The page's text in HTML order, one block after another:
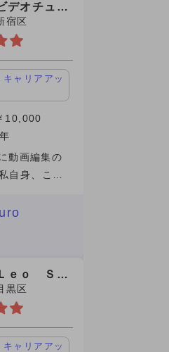
デオチュー
宿区
ャリアアッ
10,000
動画編集の
自身、この1
いです。 そ
ビデオチュ
、最初にネッ
ｅｏ Ｓｏ
黒区
ャリアアッ